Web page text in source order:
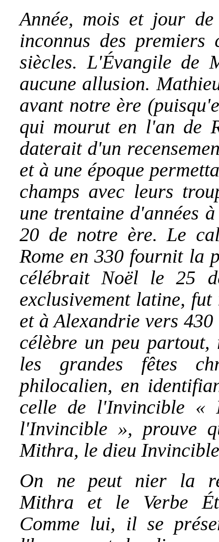
Année, mois et jour de
inconnus des
siècles. L'Évangile de
aucune allusion.
avant notre ère
qui mourut en l'an de
daterait d'un
et à une époque
champs avec leurs
une trentaine d'années
20 de notre ère. Le
Rome en 330 fournit la
célébrait Noël le 25
exclusivement latine,
et à Alexandrie vers
célèbre un peu
les grandes fêtes
philocalien, en
celle de l'Invincible «
l'Invincible », prouve
Mithra, le dieu
On ne peut nier la
Mithra et le Verbe
Comme lui, il se